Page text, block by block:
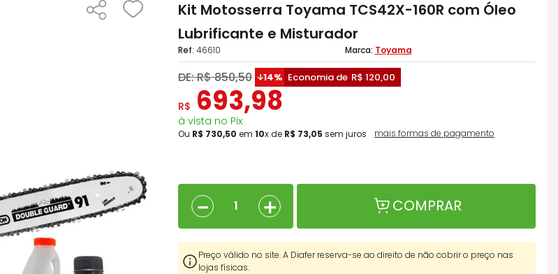
Kit Motosserra Toyama TCS42X-160R com Óleo
Lubrificante e Misturador
: 46610 Toyama
DE:R$850,50 14% Economia de R$ 120,00
R$ 693,98
à vista no Pix
Ou R$ 730,50 em 10x de R$ 73,05 sem juros mais formas de pagamento
＋
－ COMPRAR
Preço válido no site. A Diafer reserva-se ao direito de não cobrir o preço nas
lojas físicas.